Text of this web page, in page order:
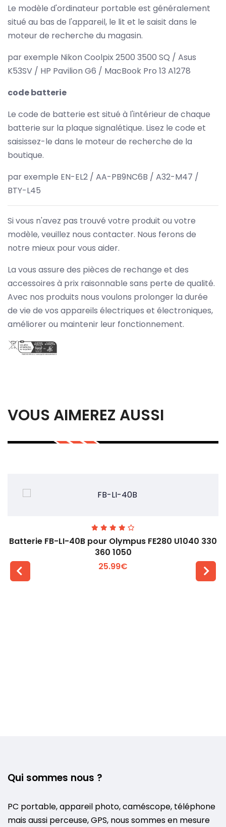
Le modèle d'ordinateur portable est généralement
situé au bas de l'appareil, le lit et le saisit dans le
moteur de recherche du magasin.
par exemple Nikon Coolpix 2500 3500 SQ / Asus
K53SV / HP Pavilion G6 / MacBook Pro 13 A1278
code batterie
Le code de batterie est situé à l'intérieur de chaque
batterie sur la plaque signalétique. Lisez le code et
saisissez-le dans le moteur de recherche de la
boutique.
par exemple EN-EL2 / AA-PB9NC6B / A32-M47 /
BTY-L45
Si vous n'avez pas trouvé votre produit ou votre
modèle, veuillez nous contacter. Nous ferons de
notre mieux pour vous aider.
La vous assure des pièces de rechange et des
accessoires à prix raisonnable sans perte de qualité.
Avec nos produits nous voulons prolonger la durée
de vie de vos appareils électriques et électroniques,
améliorer ou maintenir leur fonctionnement.
VOUS AIMEREZ AUSSI
Batterie FB-LI-40B pour Olympus FE280 U1040 330
360 1050
25.99€
Qui sommes nous ?
PC portable, appareil photo, caméscope, téléphone
mais aussi perceuse, GPS, nous sommes en mesure